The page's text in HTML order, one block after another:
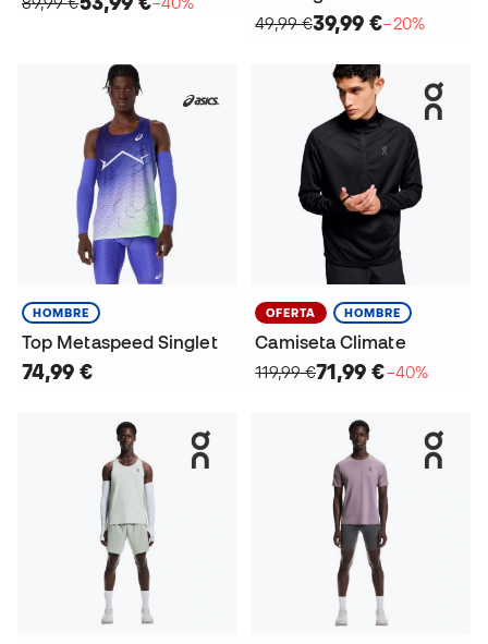
49,99 €39,99 €−20%
HOMBRE
Top Metaspeed Singlet
74,99 €
OFERTA HOMBRE
Camiseta Climate
119,99 €71,99 €−40%